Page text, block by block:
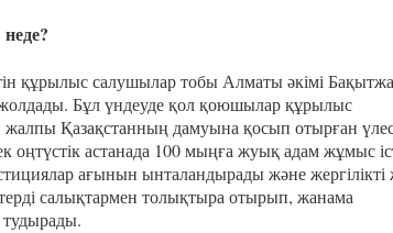
құрылыс салушылар тобы Алматы әкімі
Бұл үндеуде қол қоюшылар құрылыс
Қазақстанның дамуына қосып отырған
оңтүстік астанада 100 мыңға жуық адам жұмыс
ағынын ынталандырады және жергілікті
салықтармен толықтыра отырып, жанама
тудырады.